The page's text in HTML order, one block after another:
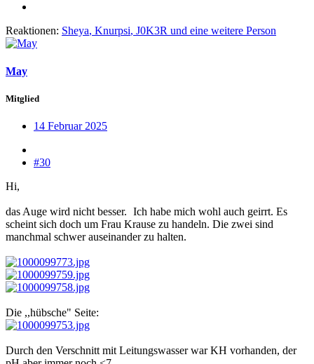
Reaktionen: Sheya, Knurpsi, J0K3R und eine weitere Person
May
Mitglied
14 Februar 2025
#30
Hi,
das Auge wird nicht besser. Ich habe mich wohl auch geirrt. Es
scheint sich doch um Frau Krause zu handeln. Die zwei sind
manchmal schwer auseinander zu halten.
Die ,,hübsche" Seite:
Durch den Verschnitt mit Leitungswasser war KH vorhanden, der